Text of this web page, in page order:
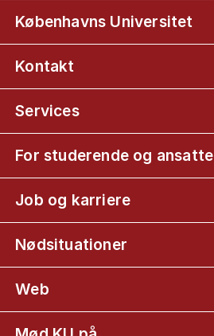
Københavns Universitet
Kontakt
Services
For studerende og ansatte
Job og karriere
Nødsituationer
Web